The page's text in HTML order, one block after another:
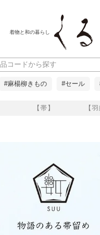
着物と和の暮らし
【帯】 【
#麻楊柳きもの #セール